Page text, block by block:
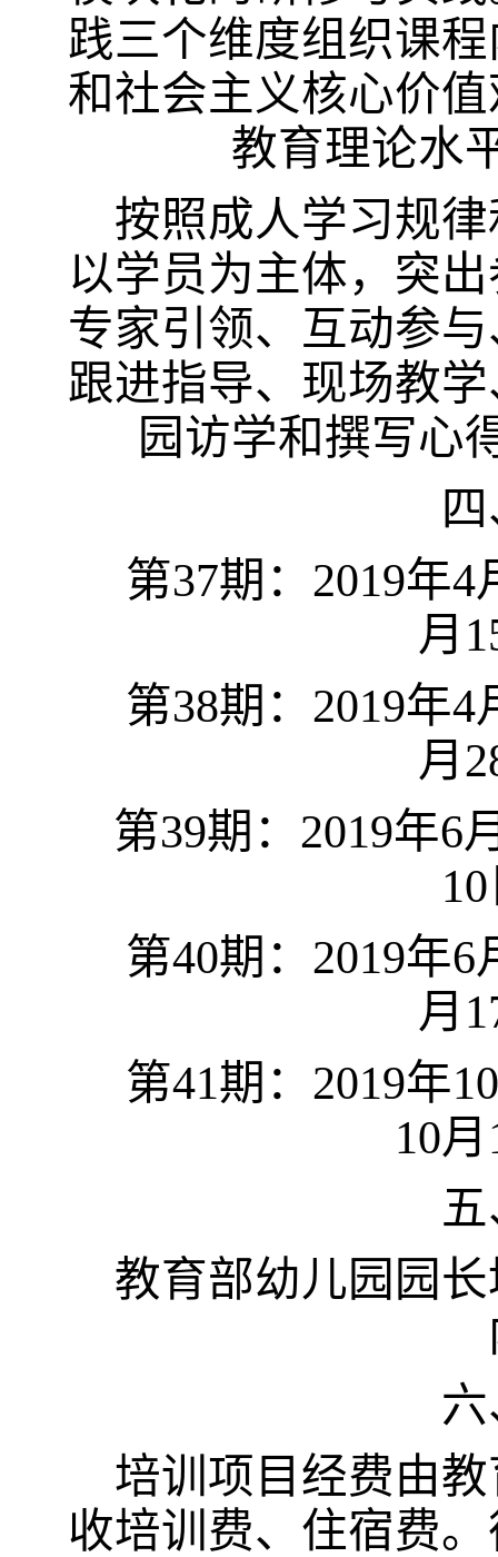
践三个维度组织课
和社会主义核心价
教育理论水
按照成人学习规
以学员为主体，突
专家引领、互动参
跟进指导、现场教
园访学和撰写心
第37期： 2019年4
月
第38期： 2019年4
月
第39期： 2019年6
10
第40期： 2019年6
月
第41期： 2019年10
10月
教育部幼儿园园
培训项目经费由
收培训费、住宿费